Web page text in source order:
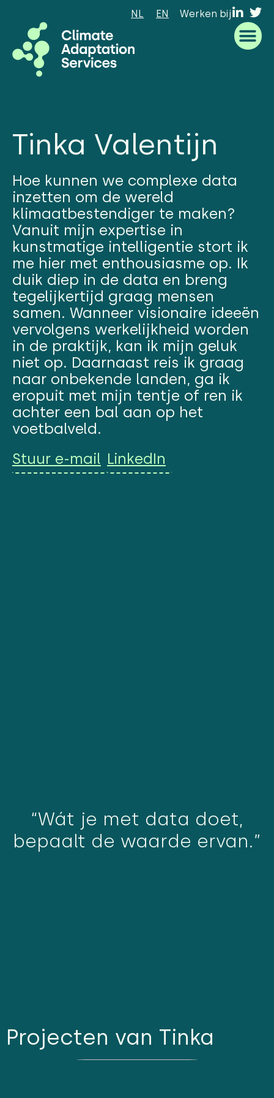
NL EN Werken bij
Tinka Valentijn
Hoe kunnen we complexe data
inzetten om de wereld
klimaatbestendiger te maken?
Vanuit mijn expertise in
kunstmatige intelligentie stort ik
me hier met enthousiasme op. Ik
duik diep in de data en breng
tegelijkertijd graag mensen
samen. Wanneer visionaire ideeën
vervolgens werkelijkheid worden
in de praktijk, kan ik mijn geluk
niet op. Daarnaast reis ik graag
naar onbekende landen, ga ik
eropuit met mijn tentje of ren ik
achter een bal aan op het
voetbalveld.
Stuur e-mail LinkedIn
“Wát je met data doet,
bepaalt de waarde ervan.”
Projecten van Tinka